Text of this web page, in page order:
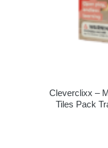
Cleverclixx –
Tiles Pack